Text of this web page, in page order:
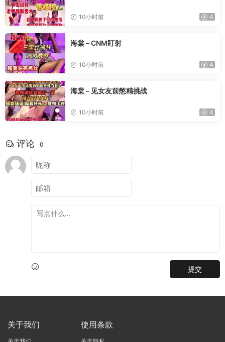
10小时前 4
海棠 – CNM盯射
10小时前 4
海棠 – 见女友前憋精挑战
10小时前 4
评论 0
提交
关于我们 使用条款